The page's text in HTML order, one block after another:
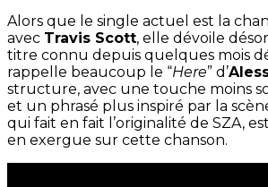
Alors que le single actuel est la
avec Travis Scott, elle dévoile
titre connu depuis quelques mois
rappelle beaucoup le “Here” d’
structure, avec une touche moins
et un phrasé plus inspiré par la
qui fait en fait l’originalité de SZA,
en exergue sur cette chanson.